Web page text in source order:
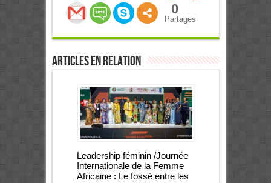
0
Partages
Articles en relation
Leadership féminin /Journée
Internationale de la Femme
Africaine : Le fossé entre les